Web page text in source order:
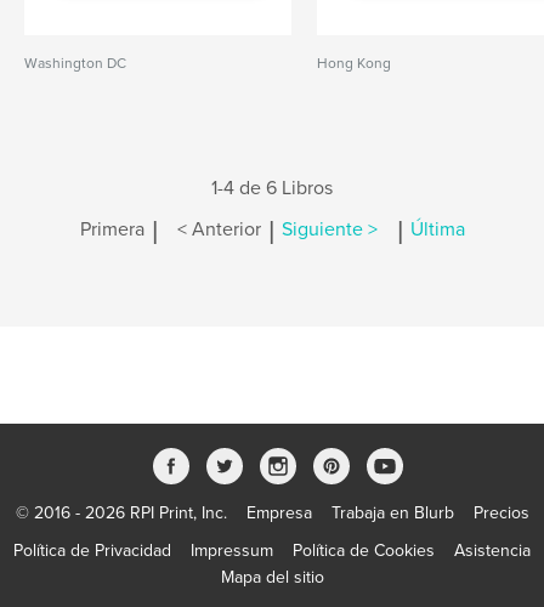
Washington DC Hong Kong
1-4 de 6 Libros
Primera | < Anterior | Siguiente > | Última
© 2016 - 2026 RPI Print, Inc. Empresa Trabaja en Blurb
Precios
Política de Privacidad
Impressum Política de Cookies
Asistencia
Mapa del sitio